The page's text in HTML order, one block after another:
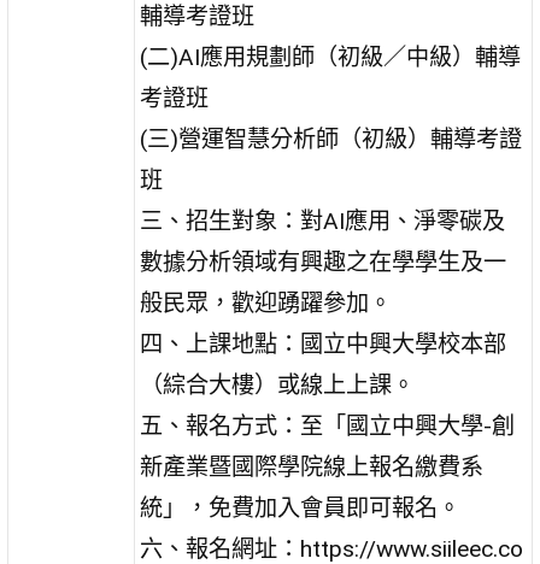
輔導考證班
(二)AI應用規劃師（初級／中級）輔導
考證班
(三)營運智慧分析師（初級）輔導考證
班
三、招生對象：對AI應用、淨零碳及
數據分析領域有興趣之在學學生及一
般民眾，歡迎踴躍參加。
四、上課地點：國立中興大學校本部
（綜合大樓）或線上上課。
五、報名方式：至「國立中興大學-創
新產業暨國際學院線上報名繳費系
統」，免費加入會員即可報名。
六、報名網址：https://www.siileec.co